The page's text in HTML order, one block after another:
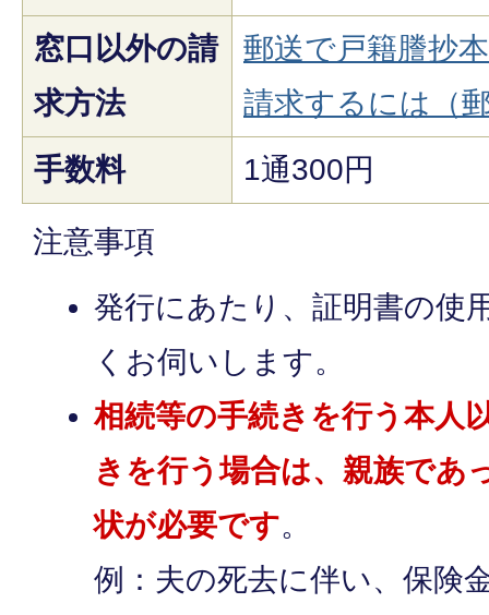
窓口以外の請
求方法
郵送で戸籍謄抄
請求するには（
手数料
1通300円
注意事項
発行にあたり、証明書の使
くお伺いします。
相続等の手続きを行う本人
きを行う場合は、親族であ
状が必要です。
例：夫の死去に伴い、保険